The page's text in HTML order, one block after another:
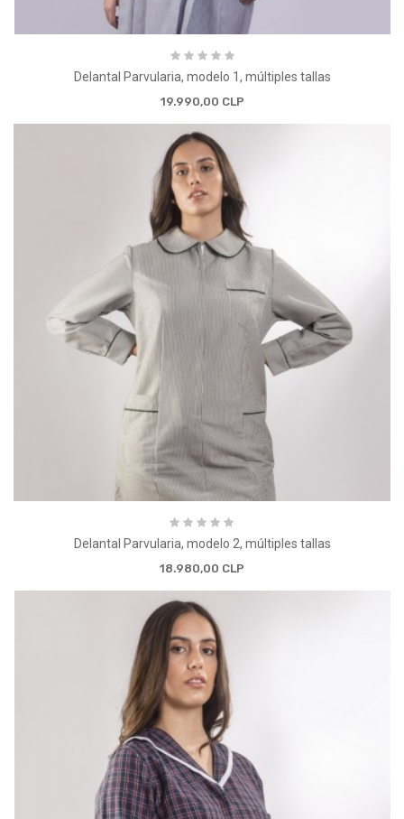
Delantal Parvularia, modelo 1, múltiples tallas
19.990,00 CLP
Delantal Parvularia, modelo 2, múltiples tallas
18.980,00 CLP